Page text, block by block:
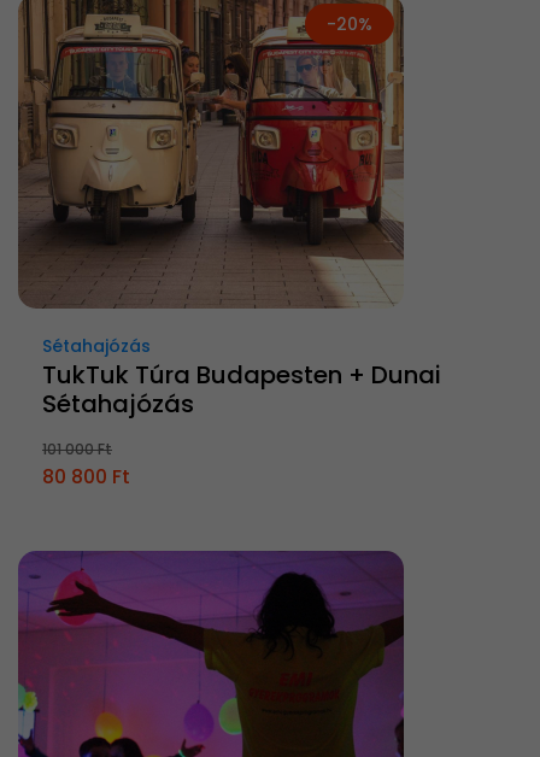
-20%
Sétahajózás
TukTuk Túra Budapesten + Dunai
Sétahajózás
101 000 Ft
80 800 Ft